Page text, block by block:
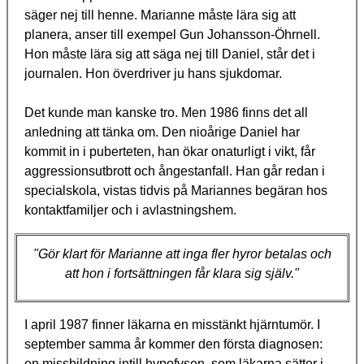
säger nej till henne. Marianne måste lära sig att
planera, anser till exempel Gun Johansson-Öhrnell.
Hon måste lära sig att säga nej till Daniel, står det i
journalen. Hon överdriver ju hans sjukdomar.
Det kunde man kanske tro. Men 1986 finns det all
anledning att tänka om. Den nioårige Daniel har
kommit in i puberteten, han ökar onaturligt i vikt, får
aggressionsutbrott och ångestanfall. Han går redan i
specialskola, vistas tidvis på Mariannes begäran hos
kontaktfamiljer och i avlastningshem.
"Gör klart för Marianne att inga fler hyror betalas och
att hon i fortsättningen får klara sig själv."
I april 1987 finner läkarna en misstänkt hjärntumör. I
september samma år kommer den första diagnosen: